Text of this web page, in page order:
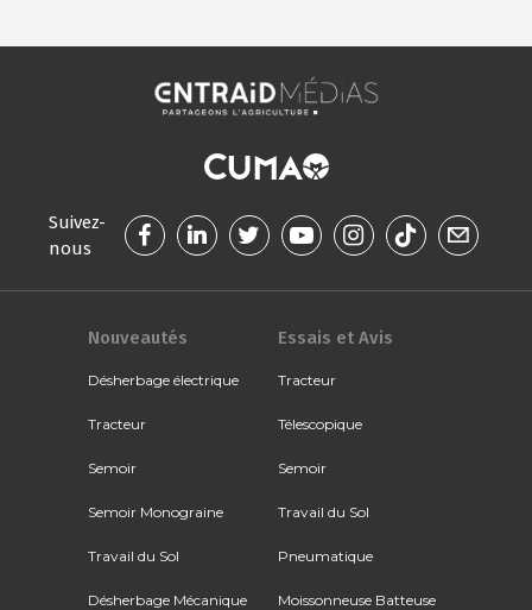
Suivez-
nous
Nouveautés
Désherbage électrique
Tracteur
Semoir
Semoir Monograine
Travail du Sol
Désherbage Mécanique
Essais et Avis
Tracteur
Télescopique
Semoir
Travail du Sol
Pneumatique
Moissonneuse Batteuse